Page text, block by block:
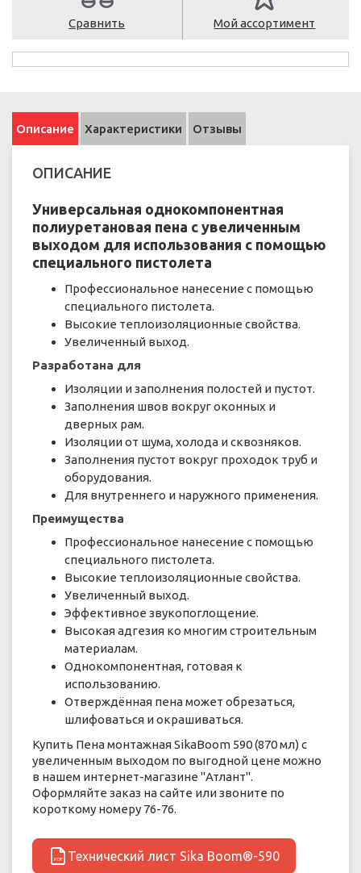
Сравнить Мой ассортимент
Описание Характеристики Отзывы
ОПИСАНИЕ
Универсальная однокомпонентная
полиуретановая пена с увеличенным
выходом для использования с помощью
специального пистолета
Профессиональное нанесение с помощью
специального пистолета.
Высокие теплоизоляционные свойства.
Увеличенный выход.
Разработана для
Изоляции и заполнения полостей и пустот.
Заполнения швов вокруг оконных и
дверных рам.
Изоляции от шума, холода и сквозняков.
Заполнения пустот вокруг проходок труб и
оборудования.
Для внутреннего и наружного применения.
Преимущества
Профессиональное нанесение с помощью
специального пистолета.
Высокие теплоизоляционные свойства.
Увеличенный выход.
Эффективное звукопоглощение.
Высокая адгезия ко многим строительным
материалам.
Однокомпонентная, готовая к
использованию.
Отверждённая пена может обрезаться,
шлифоваться и окрашиваться.
Купить Пена монтажная SikaBoom 590 (870 мл) с
увеличенным выходом по выгодной цене можно
в нашем интернет-магазине "Атлант".
Оформляйте заказ на сайте или звоните по
короткому номеру 76-76.
PDF Технический лист Sika Boom®-590